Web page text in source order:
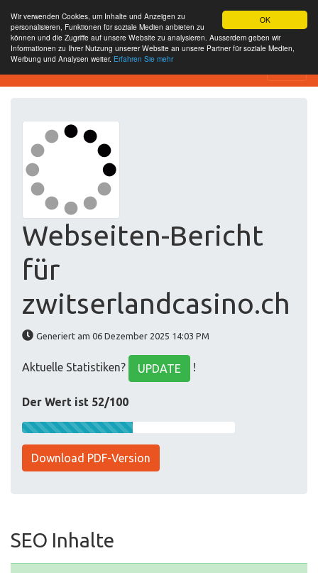
OK
Wir verwenden Cookies, um Inhalte und Anzeigen zu
personalisieren, Funktionen für soziale Medien anbieten zu
können und die Zugriffe auf unsere Website zu analysieren. Ausserdem geben wir
Informationen zu Ihrer Nutzung unserer Website an unsere Partner für soziale Medien,
Werbung und Analysen weiter. Erfahren Sie mehr
Website-SEO-Überprüfung
Webseiten-Bericht
für
zwitserlandcasino.ch
Generiert am 06 Dezember 2025 14:03 PM
Aktuelle Statistiken? UPDATE !
Der Wert ist 52/100
Download PDF-Version
SEO Inhalte